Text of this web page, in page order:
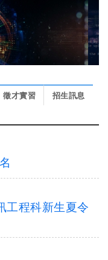
徵才實習 招生訊息
工程科新生夏令